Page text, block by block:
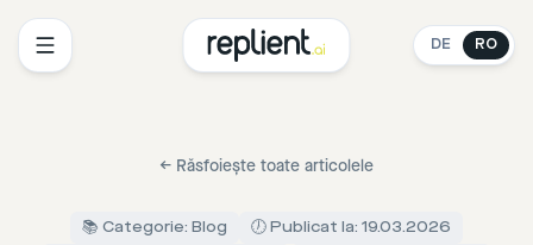
DE RO
← Răsfoiește toate articolele
📚 Categorie: Blog
🕖 Publicat la: 19.03.2026